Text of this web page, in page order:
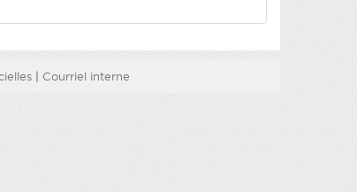
| Courriel interne